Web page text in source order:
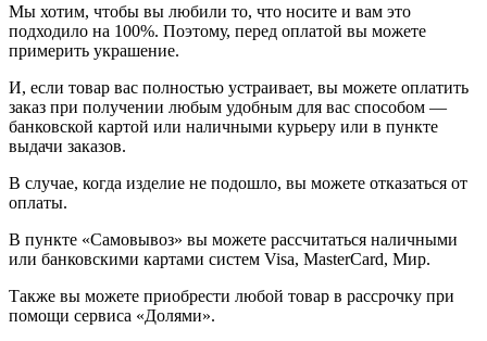
Мы хотим, чтобы вы любили то, что носите и вам это
подходило на 100%. Поэтому, перед оплатой вы можете
примерить украшение.
И, если товар вас полностью устраивает, вы можете оплатить
заказ при получении любым удобным для вас способом —
банковской картой или наличными курьеру или в пункте
выдачи заказов.
В случае, когда изделие не подошло, вы можете отказаться от
оплаты.
В пункте «Самовывоз» вы можете рассчитаться наличными
или банковскими картами систем Visa, MasterCard, Мир.
Также вы можете приобрести любой товар в рассрочку при
помощи сервиса «Долями».